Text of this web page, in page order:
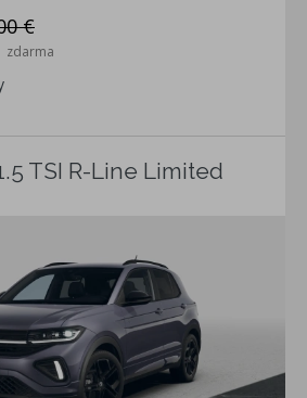
€
zdarma
TSI R-Line Limited